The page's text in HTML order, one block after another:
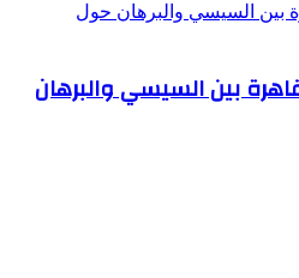
بين السيسي والبرهان حول
بين السيسي والبرهان